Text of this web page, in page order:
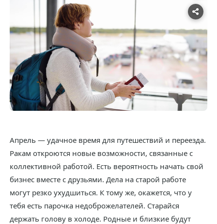
Апрель — удачное время для путешествий и переезда.
Ракам откроются новые возможности, связанные с
коллективной работой. Есть вероятность начать свой
бизнес вместе с друзьями. Дела на старой работе
могут резко ухудшиться. К тому же, окажется, что у
тебя есть парочка недоброжелателей. Старайся
держать голову в холоде. Родные и близкие будут